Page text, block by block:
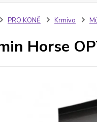
PRO KONĚ Krmivo
Horse